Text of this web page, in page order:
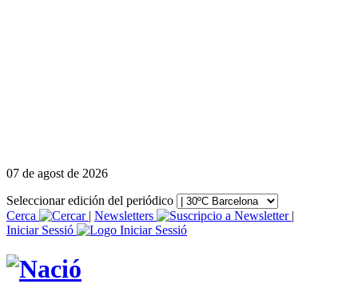
07 de agost de 2026
Seleccionar edición del periódico
Cerca
| Newsletters
|
Iniciar Sessió